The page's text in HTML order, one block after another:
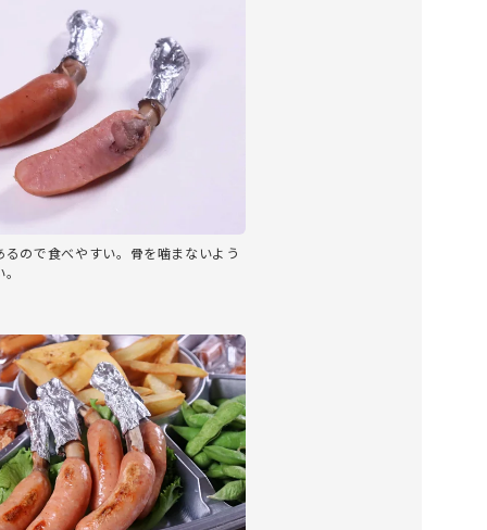
るので食べやすい。骨を噛まないよう